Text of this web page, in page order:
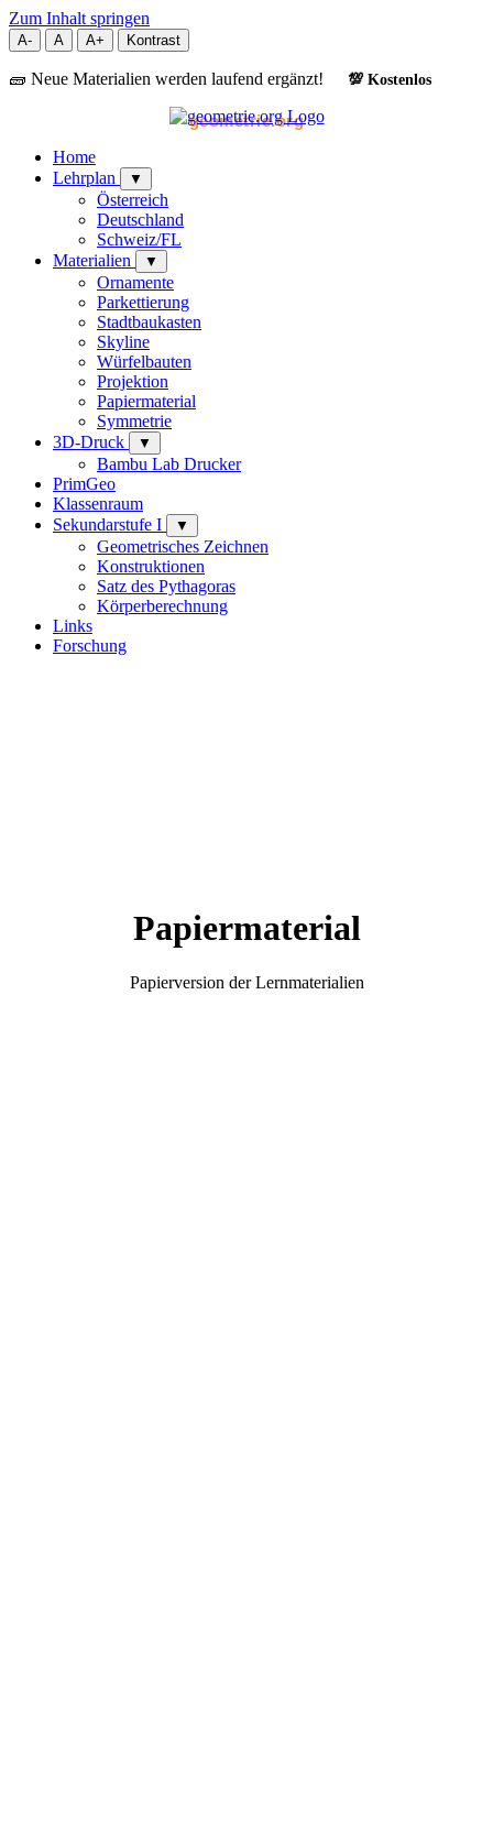
Zum Inhalt springen
A- A A+ Kontrast
🧱 Neue Materialien werden laufend ergänzt! 💯 Kostenlos
geometrie.org
Home
Lehrplan
▼
Österreich
Deutschland
Schweiz/FL
Materialien
▼
Ornamente
Parkettierung
Stadtbaukasten
Skyline
Würfelbauten
Projektion
Papiermaterial
Symmetrie
3D-Druck
▼
Bambu Lab Drucker
PrimGeo
Klassenraum
Sekundarstufe I
▼
Geometrisches Zeichnen
Konstruktionen
Satz des Pythagoras
Körperberechnung
Links
Forschung
Papiermaterial
Papierversion der Lernmaterialien